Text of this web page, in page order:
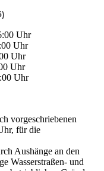
Uhr
Uhr
Uhr
Uhr
Uhr
vorgeschriebenen
für die
Aushänge an den
Wasserstraßen- und